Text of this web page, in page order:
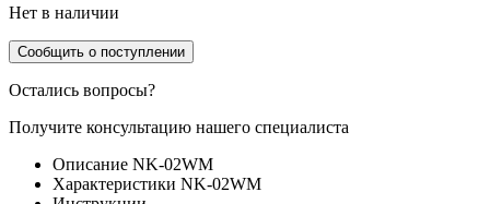
Нет в наличии
Сообщить о поступлении
Остались вопросы?
Получите консультацию нашего специалиста
Описание NK-02WM
Характеристики NK-02WM